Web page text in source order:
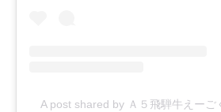
A post shared by Ａ５飛騨牛えーご